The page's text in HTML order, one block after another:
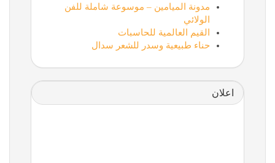
مدونة الميامين – موسوعة شاملة للفن
الولائي
القيم العالمية للحاسبات
حناء طبيعية وسدر للشعر سدال
اعلان